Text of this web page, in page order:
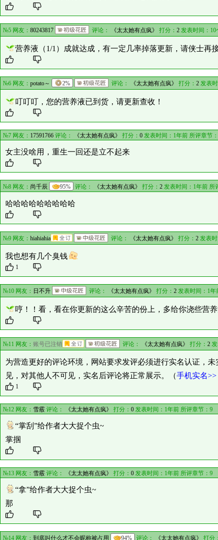
№5 网友： 80243817 评论： 《太太她有点疯》 打分： 2发表时间：10
营养液（1/1）成就达成，有一定几率掉落更新，请侠士再
№6 网友： potato～ 2% 评论： 《太太她有点疯》 打分： 2发表时
叮叮叮，您的营养液已到货，请更新查收！
№7 网友： 17591766 评论： 《太太她有点疯》 打分： 0 发表时间：1年前 所评章节：
女主没啥用，重生一回还是立不起来
№8 网友： 尚千辰 95% 评论： 《太太她有点疯》 打分： 2 发表时间：1年前 所
哈哈哈哈哈哈哈哈哈
№9 网友： hiahiahia 评论： 《太太她有点疯》 打分： 2发表时
我也想有几个臭钱
1
№10 网友： 日不升 评论： 《太太她有点疯》 打分： 2发表时间：1年
哼！！看，看在你更新的这么辛苦的份上，多给你浇些营
№11 网友： 账号已注销 评论： 《太太她有点疯》 打分： 2发
为营造更好的评论环境，网站要求发评必须进行实名认证，
见，对其他人不可见，实名后评论将正常展示。（手机实名>>
1
№12 网友： 雪霰 评论： 《太太她有点疯》 打分： 0 发表时间：1年前 所评章节： 9
“掌刮”给作者大大捉个虫~
掌掴
№13 网友： 雪霰 评论： 《太太她有点疯》 打分： 0 发表时间：1年前 所评章节： 9
“拿”给作者大大捉个虫~
那
№14 网友： 到底叫什么才不会昵称被占用 94% 评论： 《太太她有点疯》 打分